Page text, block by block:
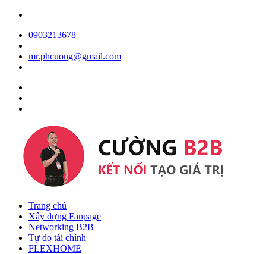
0903213678
mr.phcuong@gmail.com
Trang chủ
Xây dựng Fanpage
Networking B2B
Tự do tài chính
FLEXHOME